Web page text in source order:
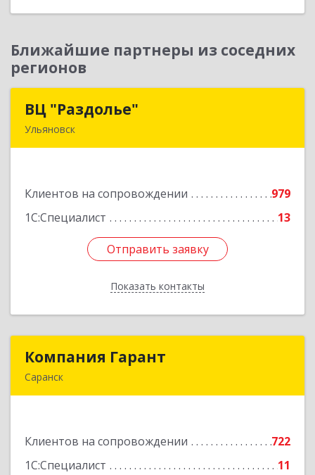
Ближайшие партнеры из соседних
регионов
ВЦ "Раздолье"
Ульяновск
Клиентов на сопровождении
979
1С:Специалист
13
Отправить заявку
Показать контакты
Подробнее
Отправить заявку
Назад
Компания Гарант
Саранск
Клиентов на сопровождении
722
1С:Специалист
11
Компания Гарант
Подробнее